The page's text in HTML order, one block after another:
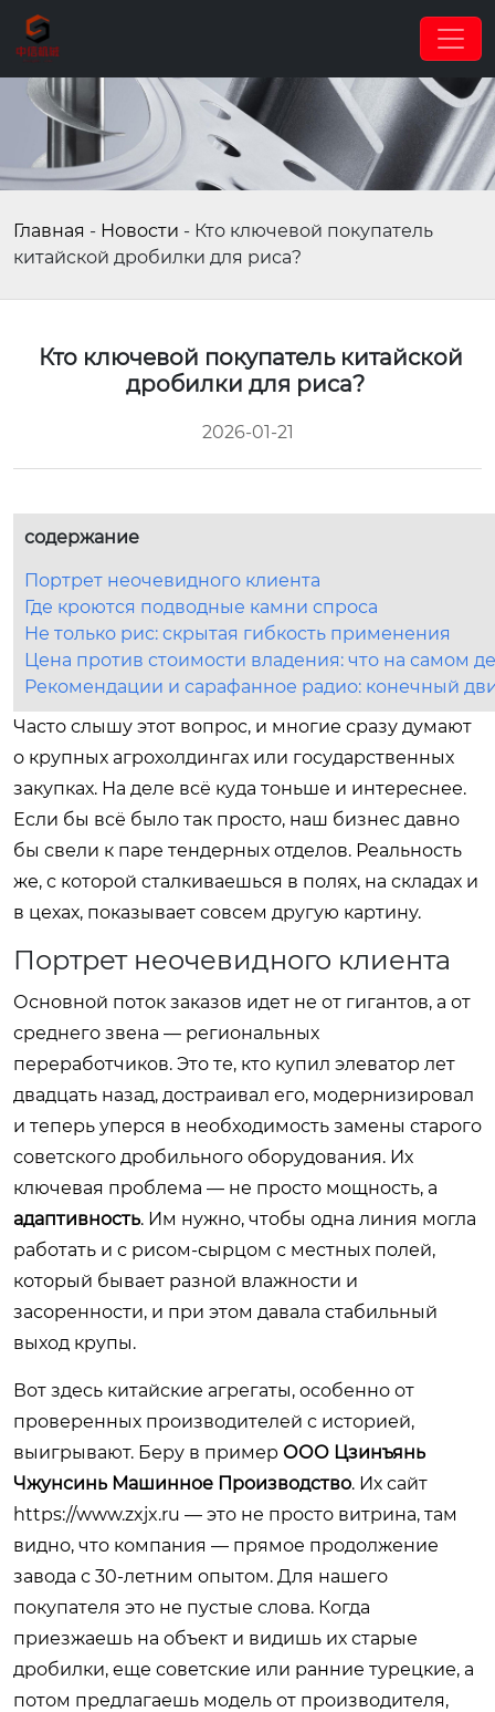
Главная - Новости - Кто ключевой покупатель
китайской дробилки для риса?
Кто ключевой покупатель китайской
дробилки для риса?
2026-01-21
содержание
Портрет неочевидного клиента
Где кроются подводные камни спроса
Не только рис: скрытая гибкость применения
Цена против стоимости владения: что на самом
Рекомендации и сарафанное радио: конечный
Часто слышу этот вопрос, и многие сразу думают
о крупных агрохолдингах или государственных
закупках. На деле всё куда тоньше и интереснее.
Если бы всё было так просто, наш бизнес давно
бы свели к паре тендерных отделов. Реальность
же, с которой сталкиваешься в полях, на складах и
в цехах, показывает совсем другую картину.
Портрет неочевидного клиента
Основной поток заказов идет не от гигантов, а от
среднего звена — региональных
переработчиков. Это те, кто купил элеватор лет
двадцать назад, достраивал его, модернизировал
и теперь уперся в необходимость замены старого
советского дробильного оборудования. Их
ключевая проблема — не просто мощность, а
адаптивность. Им нужно, чтобы одна линия могла
работать и с рисом-сырцом с местных полей,
который бывает разной влажности и
засоренности, и при этом давала стабильный
выход крупы.
Вот здесь китайские агрегаты, особенно от
проверенных производителей с историей,
выигрывают. Беру в пример ООО Цзинъянь
Чжунсинь Машинное Производство. Их сайт
https://www.zxjx.ru — это не просто витрина, там
видно, что компания — прямое продолжение
завода с 30-летним опытом. Для нашего
покупателя это не пустые слова. Когда
приезжаешь на объект и видишь их старые
дробилки, еще советские или ранние турецкие, а
потом предлагаешь модель от производителя,